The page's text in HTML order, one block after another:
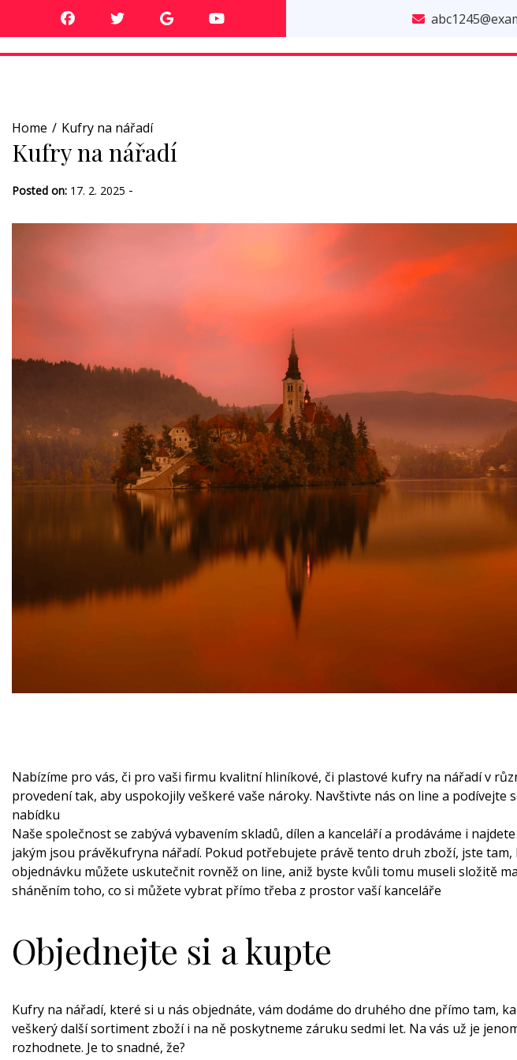
Home Kufry na nářadí
Kufry na nářadí
Posted on: 17. 2. 2025 -
Nabízíme pro vás, či pro vaši firmu kvalitní hliníkové, či plastové kufry na nářadí v
provedení tak, aby uspokojily veškeré vaše nároky. Navštivte nás on line a podívejte
nabídku
Naše společnost se zabývá vybavením skladů, dílen a kanceláří a prodáváme i
jakým jsou právěkufryna nářadí. Pokud potřebujete právě tento druh zboží, jste
objednávku můžete uskutečnit rovněž on line, aniž byste kvůli tomu museli složitě
sháněním toho, co si můžete vybrat přímo třeba z prostor vaší kanceláře
Objednejte si a kupte
Kufry na nářadí, které si u nás objednáte, vám dodáme do druhého dne přímo tam,
veškerý další sortiment zboží i na ně poskytneme záruku sedmi let. Na vás už je
rozhodnete. Je to snadné, že?